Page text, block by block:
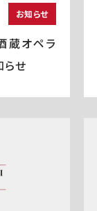
お知らせ
蔵オペラ
らせ